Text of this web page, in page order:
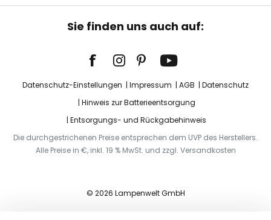
Sie finden uns auch auf:
Datenschutz-Einstellungen Impressum AGB
Datenschutz
Hinweis zur Batterieentsorgung
Entsorgungs- und Rückgabehinweis
Die durchgestrichenen Preise entsprechen dem UVP des Herstellers.
Alle Preise in €, inkl. 19 % MwSt. und zzgl. Versandkosten
© 2026 Lampenwelt GmbH